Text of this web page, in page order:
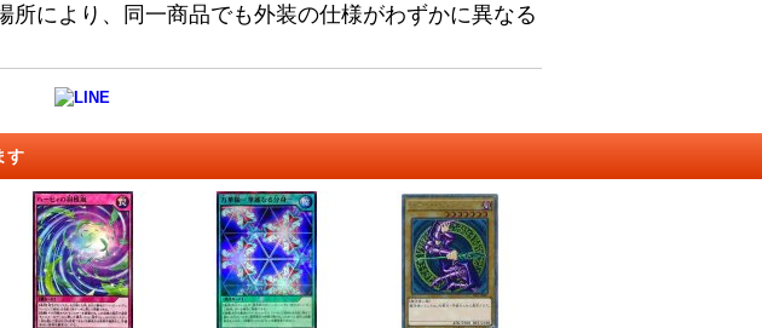
所により、同一商品でも外装の仕様がわずかに異なる
す